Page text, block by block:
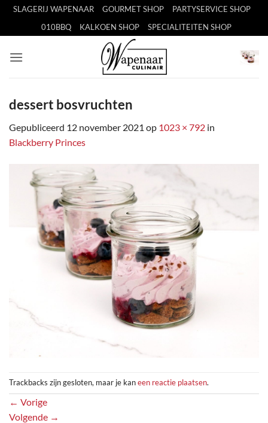
inhoud
SLAGERIJ WAPENAAR GOURMET SHOP
PARTYSERVICE SHOP
010BBQ
KALKOEN SHOP SPECIALITEITEN SHOP
dessert bosvruchten
Gepubliceerd 12 november 2021 op 1023 × 792 in
Blackberry Princes
Trackbacks zijn gesloten, maar je kaneen reactie plaatsen.
← Vorige
Volgende →